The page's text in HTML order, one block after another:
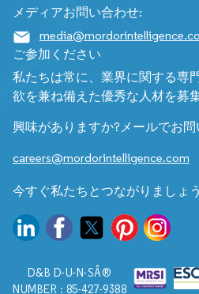
メディアお問い合わせ:
ご参加ください
私たちは常に、業界に関する専
欲を兼ね備えた優秀な人材を募
興味がありますか?メールでお問
careers@mordorintelligence.com
今すぐ私たちとつながりましょう
D&B D-U-N-SÂ®
NUMBER : 85-427-9388